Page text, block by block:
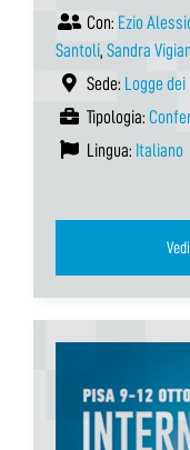
Con: Ezio
Santoli, Sandra
Sede: Logge
Tipologia:
Lingua: Italiano